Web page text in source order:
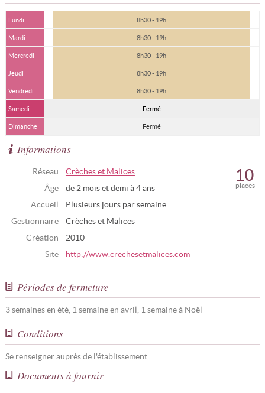
Lundi 8h30 - 19h
Mardi 8h30 - 19h
Mercredi 8h30 - 19h
Jeudi 8h30 - 19h
Vendredi 8h30 - 19h
Samedi Fermé
Dimanche Fermé
Informations
Réseau
Crèches et Malices
Âge
de 2 mois et demi à 4 ans
Accueil
Plusieurs jours par semaine
Gestionnaire
Crèches et Malices
Création
2010
Site
http://www.crechesetmalices.com
places
10
Périodes de fermeture
3 semaines en été, 1 semaine en avril, 1 semaine à Noël
Conditions
Se renseigner auprès de l'établissement.
Documents à fournir